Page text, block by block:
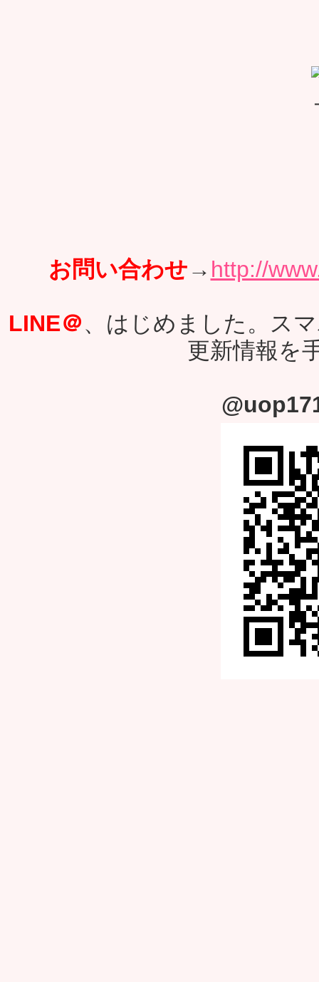
お問い合わせ→ http://
LINE＠、はじめました。ス
更新情報を